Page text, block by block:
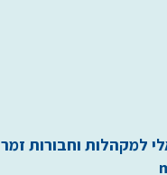
למקהלות וחבורות זמר